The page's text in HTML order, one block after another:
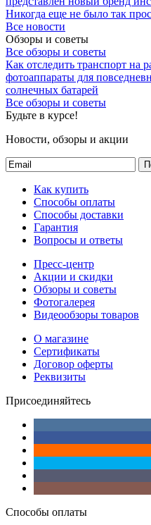
Никогда еще не было так
Все новости
Обзоры и советы
Все обзоры и советы
Как отследить транспорт на
фотоаппараты для
солнечных батарей
Все обзоры и советы
Будьте в курсе!
Новости, обзоры и акции
Как купить
Способы оплаты
Способы доставки
Гарантия
Вопросы и ответы
Пресс-центр
Акции и скидки
Обзоры и советы
Фотогалерея
Видеообзоры товаров
О магазине
Сертификаты
Договор оферты
Реквизиты
Присоединяйтесь
Способы оплаты